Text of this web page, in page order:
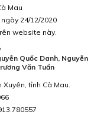
Mau
24/12/2020
website này.
Quốc Danh, Nguyễn
Văn Tuấn
tỉnh Cà Mau.